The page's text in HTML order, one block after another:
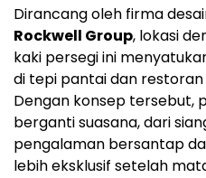
Dirancang oleh firma
Rockwell Group, lokasi
kaki persegi ini
di tepi pantai dan
Dengan konsep tersebut,
berganti suasana, dari
pengalaman bersantap
lebih eksklusif setelah